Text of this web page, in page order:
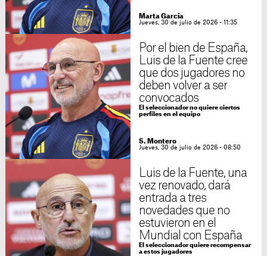
Marta García
Jueves, 30 de julio de 2026 - 11:35
Por el bien de España,
Luis de la Fuente cree
que dos jugadores no
deben volver a ser
convocados
El seleccionador no quiere ciertos
perfiles en el equipo
S. Montero
Jueves, 30 de julio de 2026 - 08:50
Luis de la Fuente, una
vez renovado, dará
entrada a tres
novedades que no
estuvieron en el
Mundial con España
El seleccionador quiere recompensar
a estos jugadores